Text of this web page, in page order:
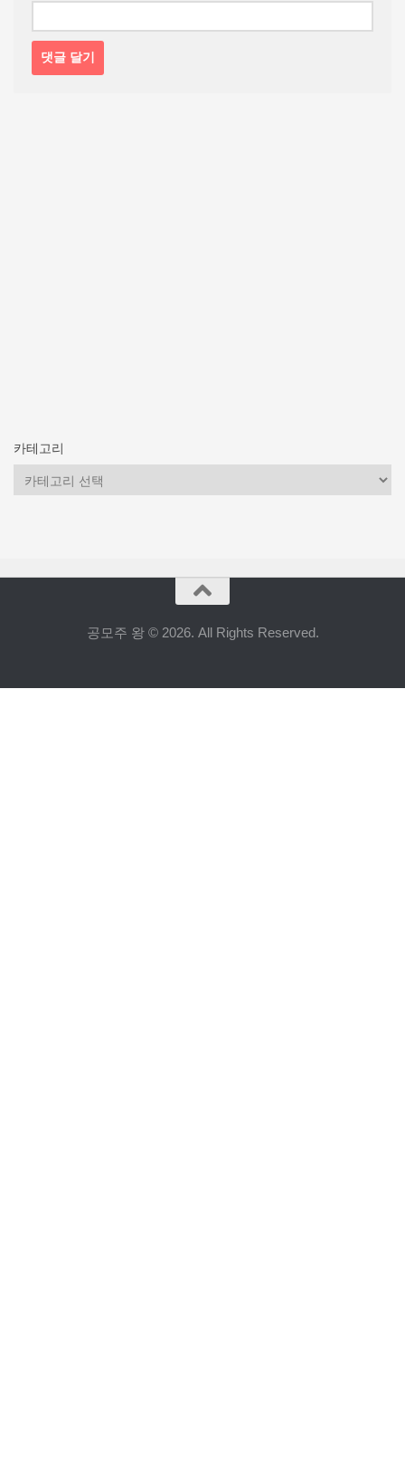
카테고리
카
테
공모주 왕 © 2026. All Rights Reserved.